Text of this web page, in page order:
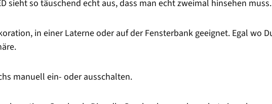
sieht so täuschend echt aus, dass man echt zweimal hinsehen muss.
in einer Laterne oder auf der Fensterbank geeignet. Egal wo
manuell ein- oder ausschalten.